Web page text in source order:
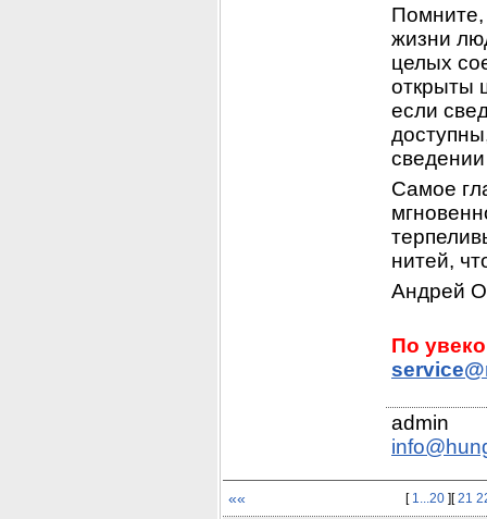
Помните,
жизни
целых
открыты
если
Самое
нитей,
Андрей
«« [ 1...20][21